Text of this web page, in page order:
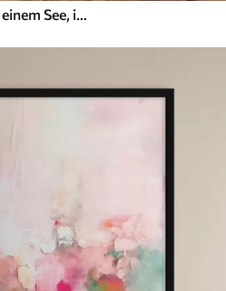
Eine ruhige Landschaft mit einem See, in dessen Hintergrund sich Berge spiegeln, und einem kleinen Boot auf dem ruhigen Wasser